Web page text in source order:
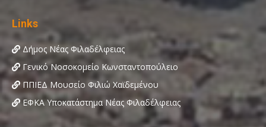
Links
Δήμος Νέας Φιλαδέλφειας
Γενικό Νοσοκομείο Κωνσταντοπούλειο
ΠΠΙΕΔ Μουσείο Φιλιώ Χαϊδεμένου
ΕΦΚΑ Υποκατάστημα Νέας Φιλαδέλφειας